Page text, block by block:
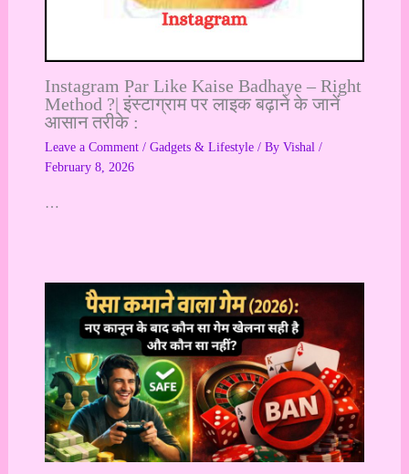
Instagram Par Like Kaise Badhaye – Right
Method ?| इंस्टाग्राम पर लाइक बढ़ाने के जानें
आसान तरीके :
Leave a Comment / Gadgets & Lifestyle/ By Vishal /
February 8, 2026
…